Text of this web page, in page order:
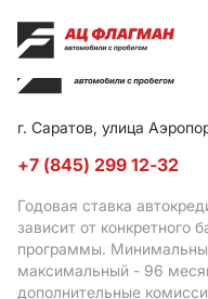
г. Саратов, улица
+7 (845) 299 12-32
Годовая ставка
зависит от конкретного
программы.
максимальный - 96
дополнительные